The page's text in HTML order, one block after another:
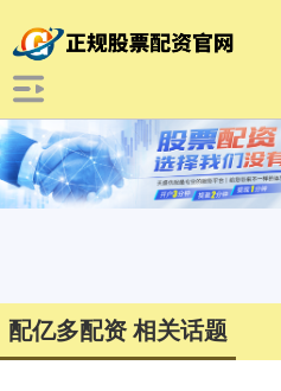
配亿多配资 相关话题